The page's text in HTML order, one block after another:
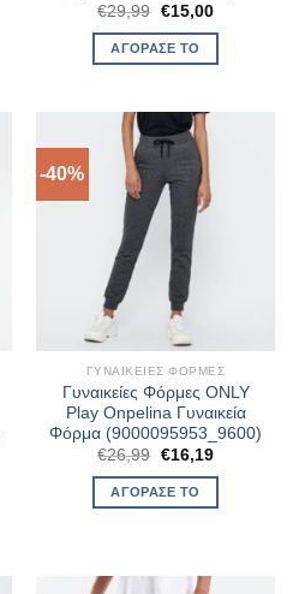
€29,99 Original
was:
€29,99.
€15,00Η
ΑΓΌΡΑΣΈ ΤΟ
-40%
ΓΥΝΑΙΚΕΊΕΣ ΦΌΡΜΕΣ
Γυναικείες Φόρμες ONLY
Play Onpelina Γυναικεία
Φόρμα (9000095953_9600)
€26,99 Original
was:
€26,99.
€16,19Η
ΑΓΌΡΑΣΈ ΤΟ